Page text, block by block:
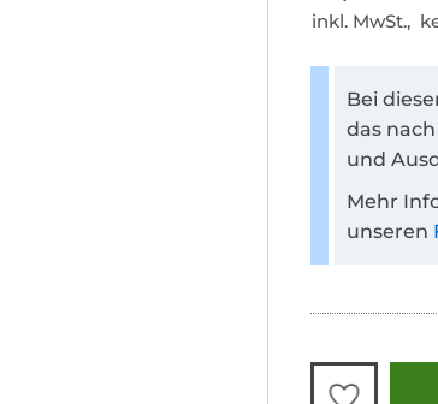
inkl. MwSt.,
Bei
das
und
Mehr
unseren